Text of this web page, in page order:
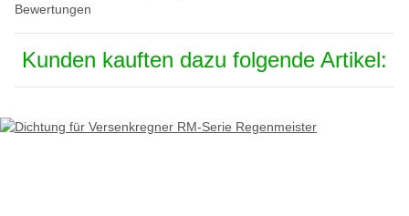
Bewertungen
Kunden kauften dazu folgende Artikel: